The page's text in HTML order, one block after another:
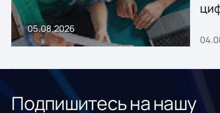
05.08.2026
Подпишитесь на нашу